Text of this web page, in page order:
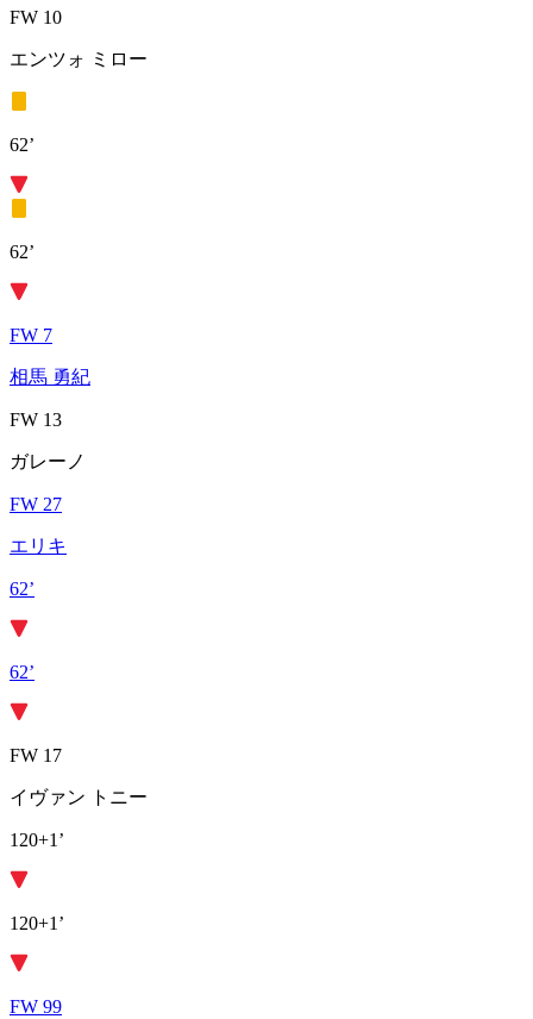
FW 10
エンツォ ミロー
62’
62’
FW 7
相馬 勇紀
FW 13
ガレーノ
FW 27
エリキ
62’
62’
FW 17
イヴァン トニー
120+1’
120+1’
FW 99